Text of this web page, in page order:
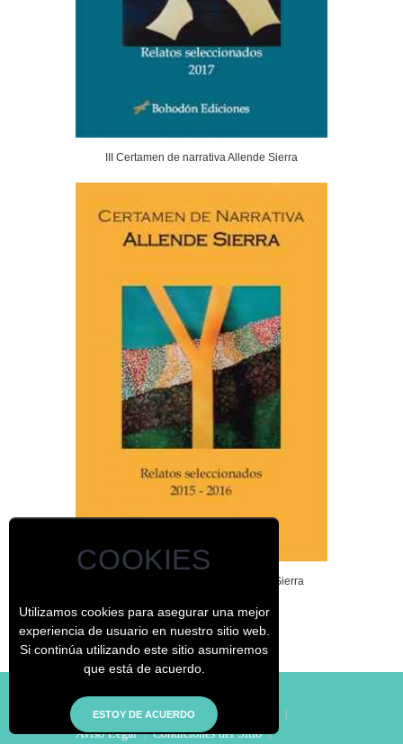
COOKIES
Utilizamos cookies para asegurar una mejor
experiencia de usuario en nuestro sitio web.
Si continúa utilizando este sitio asumiremos
que está de acuerdo.
III Certamen de narrativa Allende Sierra
I y II Certamen de Narrativa Allende Sierra
© - El Jardín de los Curiosos |
Aviso Legal | Condiciones del Sitio |